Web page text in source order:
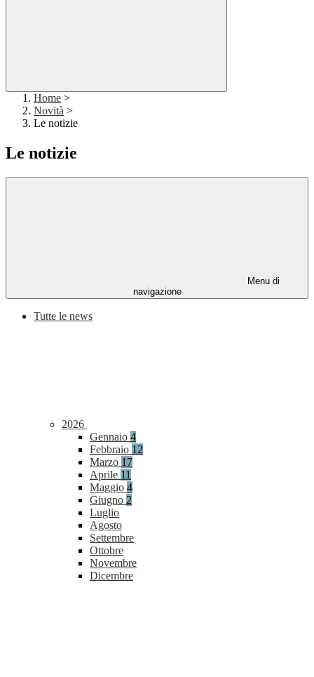
Home >
Novità >
Le notizie
Le notizie
Menu di
navigazione
Tutte le news
2026
Gennaio 4
Febbraio 12
Marzo 17
Aprile 11
Maggio 4
Giugno 2
Luglio
Agosto
Settembre
Ottobre
Novembre
Dicembre